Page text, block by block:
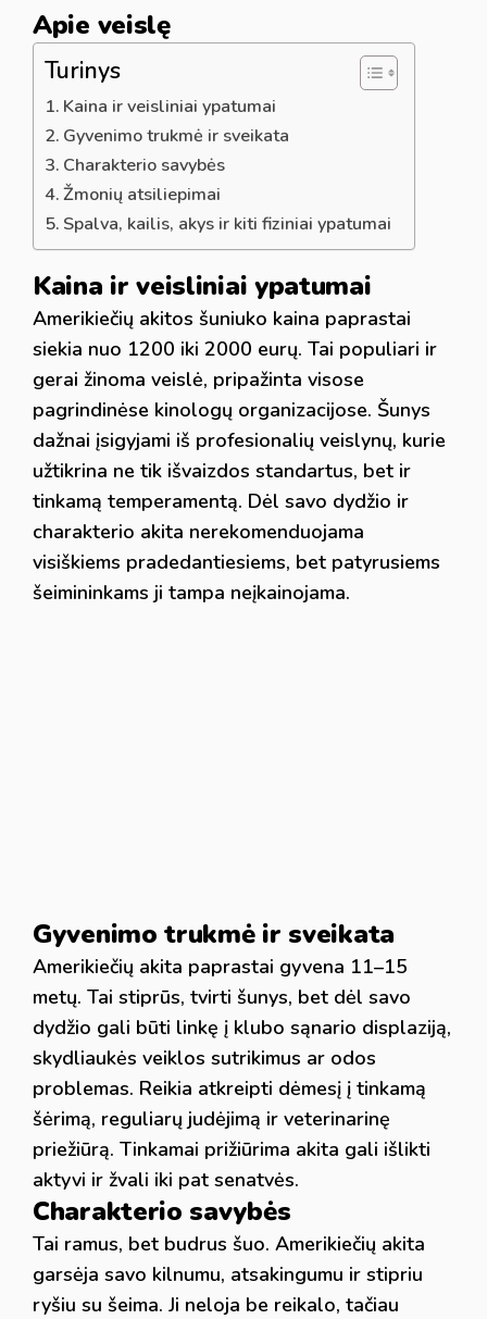
Apie veislę
Turinys
Kaina ir veisliniai ypatumai
Gyvenimo trukmė ir sveikata
Charakterio savybės
Žmonių atsiliepimai
Spalva, kailis, akys ir kiti fiziniai ypatumai
Kaina ir veisliniai ypatumai
Amerikiečių akitos šuniuko kaina paprastai
siekia nuo 1200 iki 2000 eurų. Tai populiari ir
gerai žinoma veislė, pripažinta visose
pagrindinėse kinologų organizacijose. Šunys
dažnai įsigyjami iš profesionalių veislynų, kurie
užtikrina ne tik išvaizdos standartus, bet ir
tinkamą temperamentą. Dėl savo dydžio ir
charakterio akita nerekomenduojama
visiškiems pradedantiesiems, bet patyrusiems
šeimininkams ji tampa neįkainojama.
Gyvenimo trukmė ir sveikata
Amerikiečių akita paprastai gyvena 11–15
metų. Tai stiprūs, tvirti šunys, bet dėl savo
dydžio gali būti linkę į klubo sąnario displaziją,
skydliaukės veiklos sutrikimus ar odos
problemas. Reikia atkreipti dėmesį į tinkamą
šėrimą, reguliarų judėjimą ir veterinarinę
priežiūrą. Tinkamai prižiūrima akita gali išlikti
aktyvi ir žvali iki pat senatvės.
Charakterio savybės
Tai ramus, bet budrus šuo. Amerikiečių akita
garsėja savo kilnumu, atsakingumu ir stipriu
ryšiu su šeima. Ji neloja be reikalo, tačiau